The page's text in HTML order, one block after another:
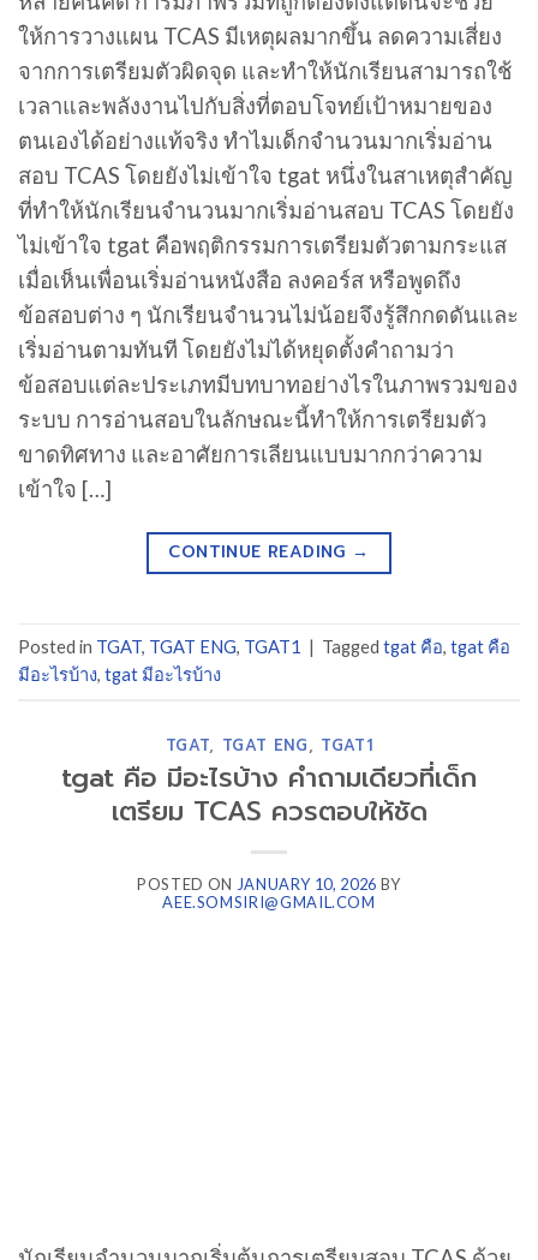
ให้การวางแผน TCAS มีเหตุผลมากขึ้น ลดความเสี่ยง
จากการเตรียมตัวผิดจุด และทำให้นักเรียนสามารถใช้
เวลาและพลังงานไปกับสิ่งที่ตอบโจทย์เป้าหมายของ
ตนเองได้อย่างแท้จริง ทำไมเด็กจำนวนมากเริ่มอ่าน
สอบ TCAS โดยยังไม่เข้าใจ tgat หนึ่งในสาเหตุสำคัญ
ที่ทำให้นักเรียนจำนวนมากเริ่มอ่านสอบ TCAS โดยยัง
ไม่เข้าใจ tgat คือพฤติกรรมการเตรียมตัวตามกระแส
เมื่อเห็นเพื่อนเริ่มอ่านหนังสือ ลงคอร์ส หรือพูดถึง
ข้อสอบต่าง ๆ นักเรียนจำนวนไม่น้อยจึงรู้สึกกดดันและ
เริ่มอ่านตามทันที โดยยังไม่ได้หยุดตั้งคำถามว่า
ข้อสอบแต่ละประเภทมีบทบาทอย่างไรในภาพรวมของ
ระบบ การอ่านสอบในลักษณะนี้ทำให้การเตรียมตัว
ขาดทิศทาง และอาศัยการเลียนแบบมากกว่าความ
เข้าใจ […]
CONTINUE READING →
Posted in TGAT, TGAT ENG, TGAT1 | Tagged tgat คือ, tgat คือ
มีอะไรบ้าง, tgat มีอะไรบ้าง
TGAT, TGAT ENG, TGAT1
tgat คือ มีอะไรบ้าง คำถามเดียวที่เด็ก
เตรียม TCAS ควรตอบให้ชัด
POSTED ON JANUARY 10, 2026 BY
AEE.SOMSIRI@GMAIL.COM